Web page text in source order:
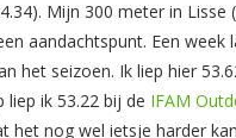
Mijn 300 meter in Lisse
aandachtspunt. Een week
het seizoen. Ik liep hier
ik 53.22 bij de IFAM
het nog wel ietsje harder